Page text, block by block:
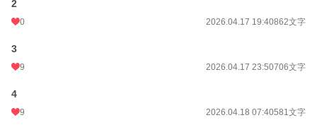
2
0 2026.04.17 19:40862文字
3
9 2026.04.17 23:50706文字
4
9 2026.04.18 07:40581文字